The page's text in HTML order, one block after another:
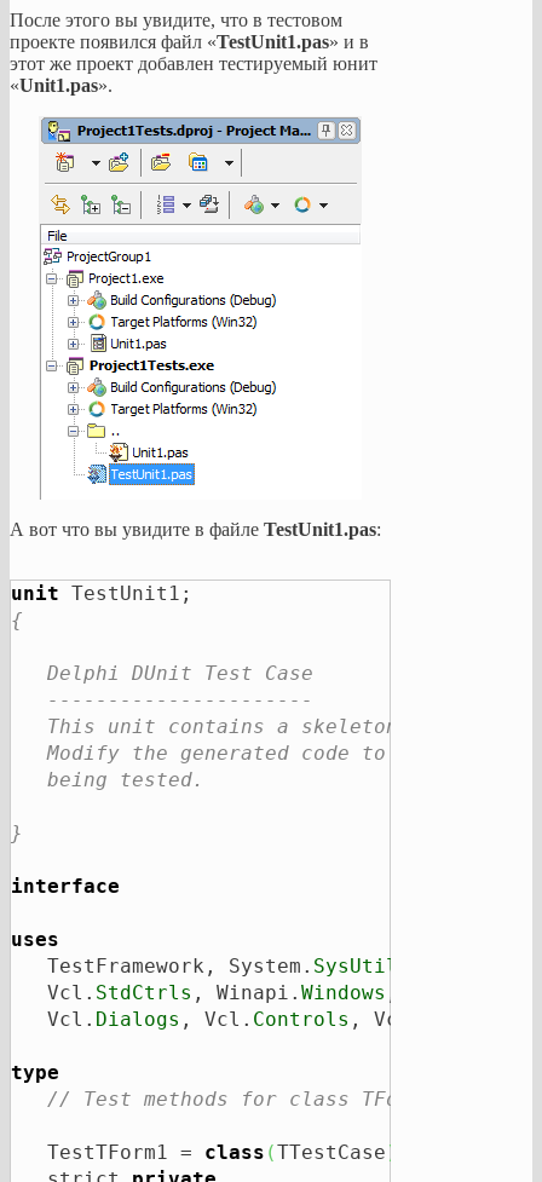
После этого вы увидите, что в тестовом
проекте появился файл «TestUnit1.pas» и в
этот же проект добавлен тестируемый юнит
«Unit1.pas».
А вот что вы увидите в файле TestUnit1.pas:
unit
{
   Delphi DUnit Test Case
   ----------------------
This unit contains a skeleton test case
Modify the generated code to correctly
   being tested.
}
interface
uses
   TestFramework, System.
SysUtils
   Vcl.
StdCtrls , Winapi. Windows
   Vcl.
Dialogs , Vcl. Controls , Vcl.
type
// Test methods for class TForm1
   TestTForm1 =
class (TTestCase )